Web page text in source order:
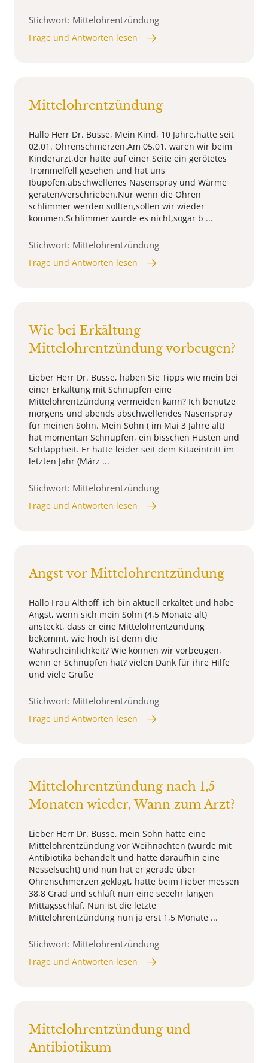
Stichwort: Mittelohrentzündung
Frage und Antworten lesen
Mittelohrentzündung
Hallo Herr Dr. Busse, Mein Kind, 10 Jahre,hatte seit
02.01. Ohrenschmerzen.Am 05.01. waren wir beim
Kinderarzt,der hatte auf einer Seite ein gerötetes
Trommelfell gesehen und hat uns
Ibupofen,abschwellenes Nasenspray und Wärme
geraten/verschrieben.Nur wenn die Ohren
schlimmer werden sollten,sollen wir wieder
kommen.Schlimmer wurde es nicht,sogar b ...
Stichwort: Mittelohrentzündung
Frage und Antworten lesen
Wie bei Erkältung
Mittelohrentzündung vorbeugen?
Lieber Herr Dr. Busse, haben Sie Tipps wie mein bei
einer Erkältung mit Schnupfen eine
Mittelohrentzündung vermeiden kann? Ich benutze
morgens und abends abschwellendes Nasenspray
für meinen Sohn. Mein Sohn ( im Mai 3 Jahre alt)
hat momentan Schnupfen, ein bisschen Husten und
Schlappheit. Er hatte leider seit dem Kitaeintritt im
letzten Jahr (März ...
Stichwort: Mittelohrentzündung
Frage und Antworten lesen
Angst vor Mittelohrentzündung
Hallo Frau Althoff, ich bin aktuell erkältet und habe
Angst, wenn sich mein Sohn (4,5 Monate alt)
ansteckt, dass er eine Mittelohrentzündung
bekommt. wie hoch ist denn die
Wahrscheinlichkeit? Wie können wir vorbeugen,
wenn er Schnupfen hat? vielen Dank für ihre Hilfe
und viele Grüße
Stichwort: Mittelohrentzündung
Frage und Antworten lesen
Mittelohrentzündung nach 1,5
Monaten wieder, Wann zum Arzt?
Lieber Herr Dr. Busse, mein Sohn hatte eine
Mittelohrentzündung vor Weihnachten (wurde mit
Antibiotika behandelt und hatte daraufhin eine
Nesselsucht) und nun hat er gerade über
Ohrenschmerzen geklagt, hatte beim Fieber messen
38,8 Grad und schläft nun eine seeehr langen
Mittagsschlaf. Nun ist die letzte
Mittelohrentzündung nun ja erst 1,5 Monate ...
Stichwort: Mittelohrentzündung
Frage und Antworten lesen
Mittelohrentzündung und
Antibiotikum